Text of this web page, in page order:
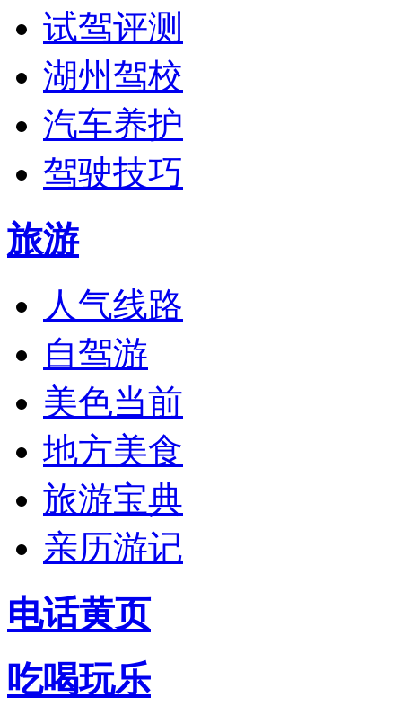
试驾评测
湖州驾校
汽车养护
驾驶技巧
旅游
人气线路
自驾游
美色当前
地方美食
旅游宝典
亲历游记
电话黄页
吃喝玩乐